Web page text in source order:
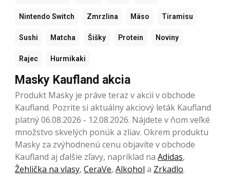
Nintendo Switch Zmrzlina Mäso Tiramisu
Sushi Matcha Šišky Protein Noviny
Rajec Hurmikaki
Masky Kaufland akcia
Produkt Masky je práve teraz v akcii v obchode
Kaufland. Pozrite si aktuálny akciový leták Kaufland
platný 06.08.2026 - 12.08.2026. Nájdete v ňom veľké
množstvo skvelých ponúk a zliav. Okrem produktu
Masky za zvýhodnenú cenu objavíte v obchode
Kaufland aj ďalšie zľavy, napríklad na Adidas,
Žehlička na vlasy, CeraVe, Alkohol a Zrkadlo.